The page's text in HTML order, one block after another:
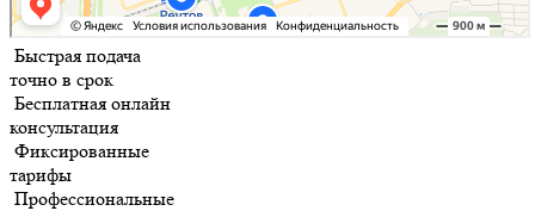
Быстрая подача
точно в срок
Бесплатная онлайн
консультация
Фиксированные
тарифы
Профессиональные